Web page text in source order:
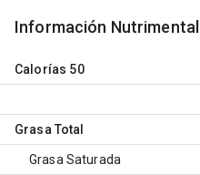
Información Nutrimental
Calorías 50
Grasa Total
Grasa Saturada